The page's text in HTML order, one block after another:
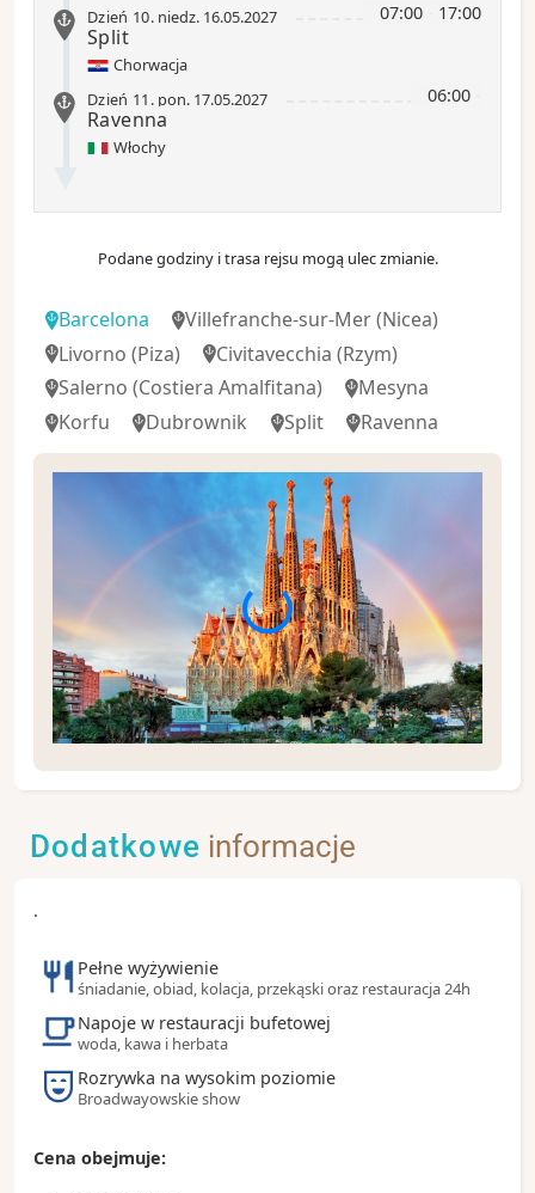
07:00 17:00
Dzień 10. niedz.16.05.2027
Split
Chorwacja
06:00
Dzień 11 . pon.17.05.2027
Ravenna
Włochy
Podane godziny i trasa rejsu mogą ulec zmianie.
Barcelona Villefranche-sur-Mer(Nicea)
Livorno (Piza) Civitavecchia (Rzym)
Salerno (Costiera Amalfitana)
Mesyna
Korfu
Dubrownik Split Ravenna
Spacer po Barcelonie - od La Rambli, poprzez
atmosferę stolicy Katalonii.
- katedra Sagrada Familia
- wzgórze Montjuïc - wybierz spacer lub wjazd
kolejką linową aby rozkoszować się najpiękniejszym
widokiem na Barcelonę
Ciekawostki:
wyboru są patatas bravas (pieczone ziemniaki),
Dodatkowe informacje
.
Pełne wyżywienie
śniadanie, obiad, kolacja, przekąski oraz restauracja 24h
Napoje w restauracji bufetowej
woda, kawa i herbata
Rozrywka na wysokim poziomie
Broadwayowskie show
Cena obejmuje: